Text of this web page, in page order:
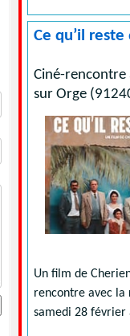
Ce qu’il reste
Ciné-rencontre
sur Orge
Un film de
rencontre avec la
samedi 28 février